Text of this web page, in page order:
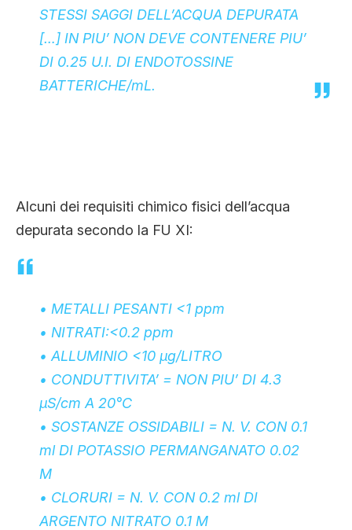
STESSI SAGGI DELL’ACQUA DEPURATA
[…] IN PIU’ NON DEVE CONTENERE PIU’
DI 0.25 U.I. DI ENDOTOSSINE
BATTERICHE/mL.
Alcuni dei requisiti chimico fisici dell’acqua
depurata secondo la FU XI:
• METALLI PESANTI <1 ppm
• NITRATI:<0.2 ppm
• ALLUMINIO <10 µg/LITRO
• CONDUTTIVITA’ = NON PIU’ DI 4.3
µS/cm A 20°C
• SOSTANZE OSSIDABILI = N. V. CON 0.1
ml DI POTASSIO PERMANGANATO 0.02
M
• CLORURI = N. V. CON 0.2 ml DI
ARGENTO NITRATO 0.1 M